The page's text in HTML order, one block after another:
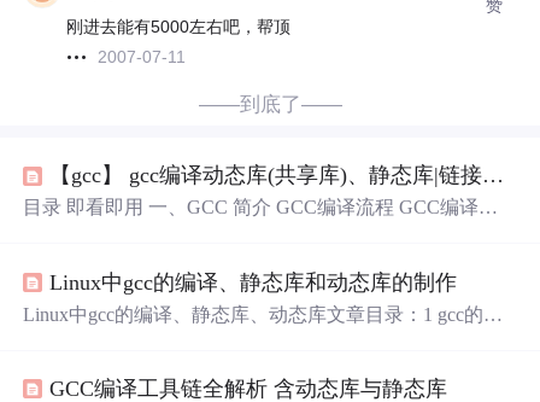
刚进去能有5000左右吧，帮顶
2007-07-11
赞
——到底了——
【gcc】 gcc编译动态库(共享库)、静态库|链接静态库、动态库
目录 即看即用 一、GCC 简介 GCC编译流程 GCC编译选
共享库的使用 不到你指定链接的so错误 编译链接静态库、
动态库 链接动态库 即看即用 多个源文件/目标生成动态库
Linux中gcc的编译、静态库和动态库的制作
Linux中gcc的编译、静态库、动态库文章目录：1 gcc的编
/ 共享库 的制作3.1 动态库 / 共享库的制作流程3.2 动态库查
GCC编译工具链全解析 含动态库与静态库